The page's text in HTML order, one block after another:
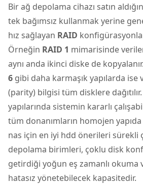
Bir ağ depolama cihazı satın
tek bağımsız kullanmak yerine
hız sağlayan RAID
Örneğin RAID 1 mimarisinde
aynı anda ikinci diske de kopyalanır.
6 gibi daha karmaşık yapılarda ise
(parity) bilgisi tüm disklere
yapılarında sistemin kararlı
tüm donanımların homojen
nas için en iyi hdd önerileri sürekli
depolama birimleri, çoklu disk
getirdiği yoğun eş zamanlı okuma
hatasız yönetebilecek kapasitedir.